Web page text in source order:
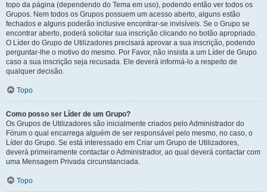
topo da página (dependendo do Tema em uso), podendo então ver todos os
Grupos. Nem todos os Grupos possuem um acesso aberto, alguns estão
fechados e alguns poderão inclusive encontrar-se invisíveis. Se o Grupo se
encontrar aberto, poderá solicitar sua inscrição clicando no botão apropriado.
O Líder do Grupo de Utilizadores precisará aprovar a sua inscrição, podendo
perguntar-lhe o motivo do mesmo. Por Favor, não insista a um Líder de Grupo
caso a sua inscrição seja recusada. Ele deverá informá-lo a respeito de
qualquer decisão.
Topo
Como posso ser Líder de um Grupo?
Os Grupos de Utilizadores são inicialmente criados pelo Administrador do
Fórum o qual encarrega alguém de ser responsável pelo mesmo, no caso, o
Líder do Grupo. Se está interessado em Criar um Grupo de Utilizadores,
deverá primeiramente contactar o Administrador, ao qual deverá contactar com
uma Mensagem Privada circunstanciada.
Topo